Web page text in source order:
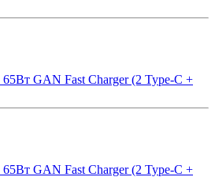
GAN Fast Charger (2 Type-C +
GAN Fast Charger (2 Type-C +